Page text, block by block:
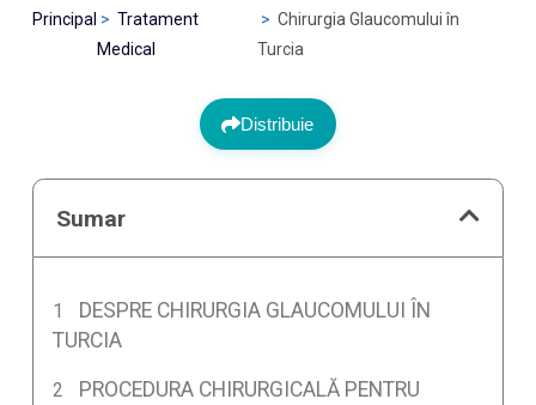
Principal
Tratament
Medical
Chirurgia Glaucomului în
Turcia
Distribuie
Sumar
DESPRE CHIRURGIA GLAUCOMULUI ÎN
TURCIA
PROCEDURA CHIRURGICALĂ PENTRU